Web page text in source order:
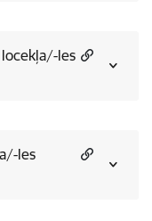
locekļa/-les
les